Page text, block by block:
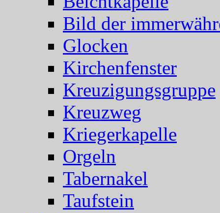
Bild der
Glocken
Kirchenfenster
Kreuzigungsgruppe
Kreuzweg
Kriegerkapelle
Orgeln
Tabernakel
Taufstein